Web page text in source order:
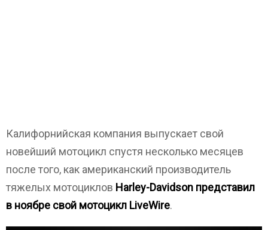
Калифорнийская компания выпускает свой
новейший мотоцикл спустя несколько месяцев
после того, как американский производитель
тяжелых мотоциклов Harley-Davidson представил
в ноябре свой мотоцикл LiveWire.